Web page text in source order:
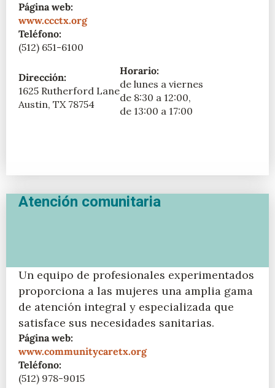
Página web:
www.ccctx.org
Teléfono:
(512) 651-6100
Dirección:
1625 Rutherford Lane
Austin, TX 78754
Horario:
de lunes a viernes
de 8:30 a 12:00,
de 13:00 a 17:00
Atención comunitaria
Un equipo de profesionales experimentados
proporciona a las mujeres una amplia gama
de atención integral y especializada que
satisface sus necesidades sanitarias.
Página web:
www.communitycaretx.org
Teléfono:
(512) 978-9015